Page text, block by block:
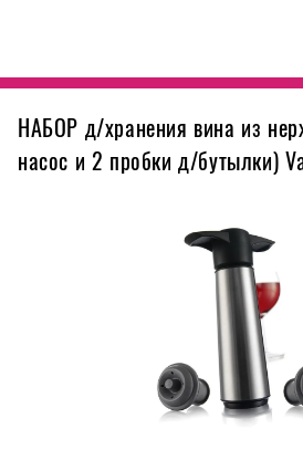
НАБОР д/хранения вина из
насос и 2 пробки д/бутылки)